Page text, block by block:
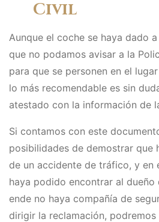
Civil
Aunque el coche se haya dado
que no podamos avisar a la
para que se personen en el
lo más recomendable es sin
atestado con la información de
Si contamos con este
posibilidades de demostrar que
de un accidente de tráfico, y en
haya podido encontrar al
ende no haya compañía de
dirigir la reclamación, podremos